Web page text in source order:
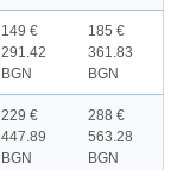
149 €
291.42
BGN
185 €
361.83
BGN
229 €
447.89
BGN
288 €
563.28
BGN